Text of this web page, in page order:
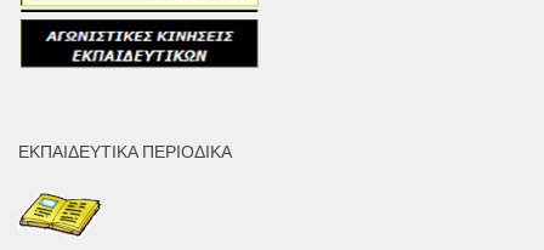
ΕΚΠΑΙΔΕΥΤΙΚΆ ΠΕΡΙΟΔΙΚΆ